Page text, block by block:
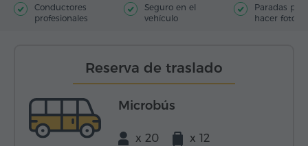
Conductores
profesionales
Seguro en el
vehículo
Paradas para
hacer fotos
Reserva de traslado
Microbús
x 20 x 12